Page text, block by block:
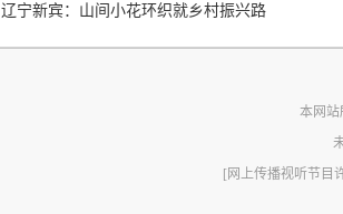
辽宁新宾：山间小花环织就乡村振兴路
本网站
[网上传播视听节目